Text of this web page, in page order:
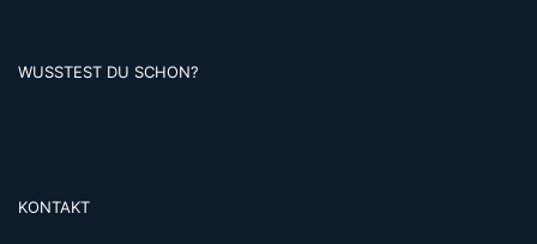
WUSSTEST DU SCHON?
KONTAKT